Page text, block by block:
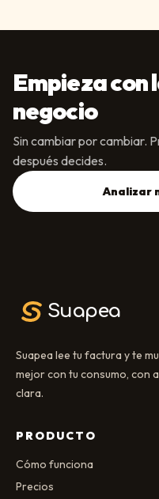
Empieza
negocio
Sin cambiar por cambiar.
después decides.
Analizar
Suapea
Suapea lee tu factura y te
mejor con tu consumo, con
clara.
PRODUCTO
Cómo funciona
Precios